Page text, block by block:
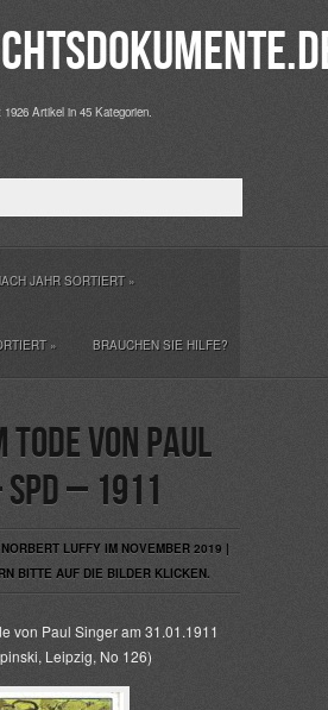
Artikel in 45 Kategorien.
JAHR SORTIERT»
» BRAUCHEN SIE HILFE?
Tode von Paul
– 1911
LUFFY IM NOVEMBER 2019 |
BITTE AUF DIE BILDER KLICKEN.
von Paul Singer am 31.01.1911
Leipzig, No 126)